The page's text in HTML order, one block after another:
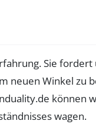
Sie fordert
neuen Winkel zu
können
wagen.